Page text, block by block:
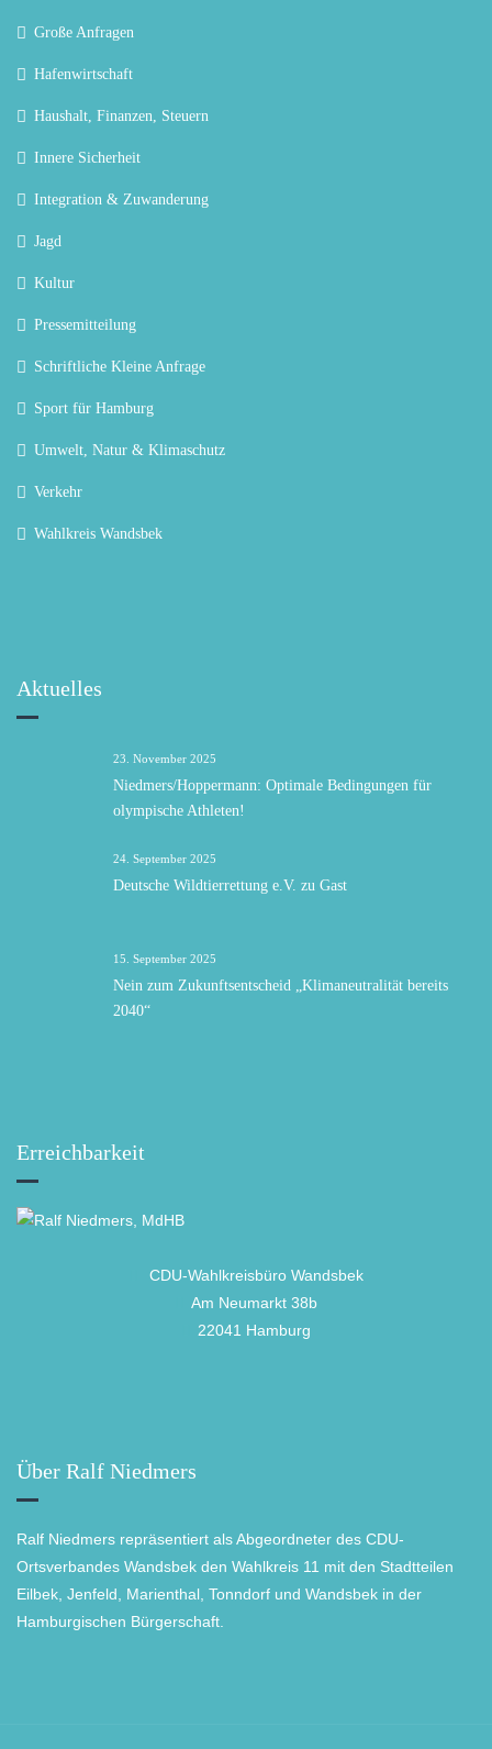
Große Anfragen
Hafenwirtschaft
Haushalt, Finanzen, Steuern
Innere Sicherheit
Integration & Zuwanderung
Jagd
Kultur
Pressemitteilung
Schriftliche Kleine Anfrage
Sport für Hamburg
Umwelt, Natur & Klimaschutz
Verkehr
Wahlkreis Wandsbek
Aktuelles
23. November 2025
Niedmers/Hoppermann: Optimale Bedingungen für
olympische Athleten!
24. September 2025
Deutsche Wildtierrettung e.V. zu Gast
15. September 2025
Nein zum Zukunftsentscheid „Klimaneutralität bereits
2040“
Erreichbarkeit
CDU-Wahlkreisbüro Wandsbek
Am Neumarkt 38b
22041 Hamburg
Über Ralf Niedmers
Ralf Niedmers repräsentiert als Abgeordneter des CDU-
Ortsverbandes Wandsbek den Wahlkreis 11 mit den Stadtteilen
Eilbek, Jenfeld, Marienthal, Tonndorf und Wandsbek in der
Hamburgischen Bürgerschaft.